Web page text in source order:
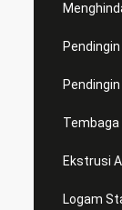
Pendingin
Tembaga
Ekstrusi
Logam